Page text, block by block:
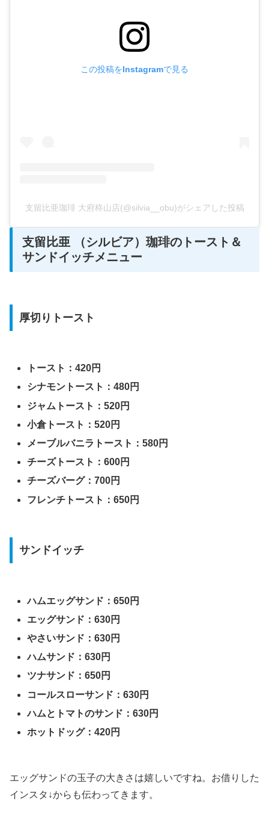
この投稿をInstagramで見る
支留比亜珈琲 大府柊山店(@silvia__obu)がシェアした投稿
支留比亜 （シルビア）珈琲のトースト＆
サンドイッチメニュー
厚切りトースト
トースト：420円
シナモントースト：480円
ジャムトースト：520円
小倉トースト：520円
メーブルバニラトースト：580円
チーズトースト：600円
チーズバーグ：700円
フレンチトースト：650円
サンドイッチ
ハムエッグサンド：650円
エッグサンド：630円
やさいサンド：630円
ハムサンド：630円
ツナサンド：650円
コールスローサンド：630円
ハムとトマトのサンド：630円
ホットドッグ：420円
エッグサンドの玉子の大きさは嬉しいですね。お借りした
インスタ↓からも伝わってきます。